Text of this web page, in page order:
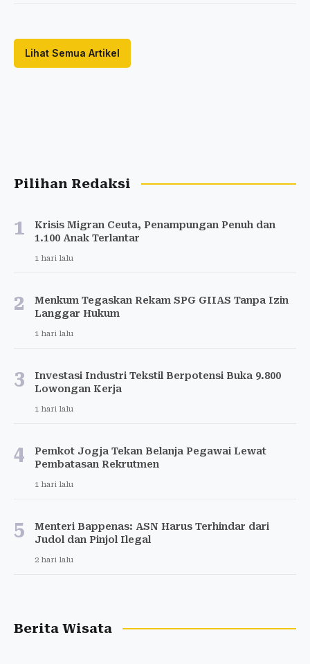
Lihat Semua Artikel
Pilihan Redaksi
1
Krisis Migran Ceuta, Penampungan Penuh dan
1.100 Anak Terlantar
1 hari lalu
2
Menkum Tegaskan Rekam SPG GIIAS Tanpa Izin
Langgar Hukum
1 hari lalu
3
Investasi Industri Tekstil Berpotensi Buka 9.800
Lowongan Kerja
1 hari lalu
4
Pemkot Jogja Tekan Belanja Pegawai Lewat
Pembatasan Rekrutmen
1 hari lalu
5
Menteri Bappenas: ASN Harus Terhindar dari
Judol dan Pinjol Ilegal
2 hari lalu
Berita Wisata